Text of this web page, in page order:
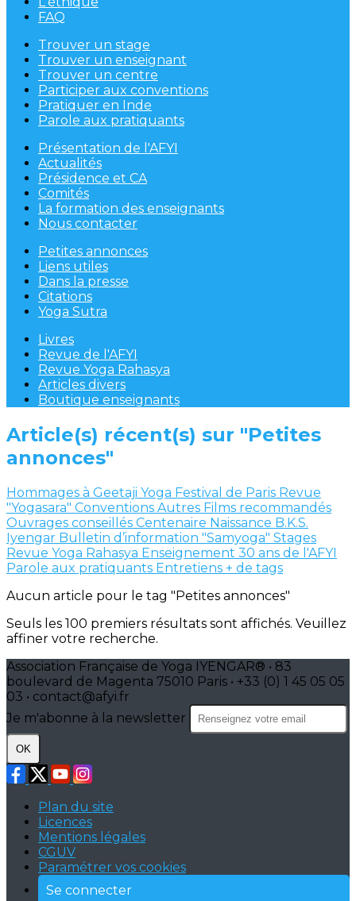
FAQ
Trouver un stage
Trouver un enseignant
Trouver un centre
Participer aux conventions
Pratiquer en Inde
Parole aux pratiquants
Présentation de l'AFYI
Actualités
Présidence et CA
Comités
La formation des enseignants
Nous contacter
Petites annonces
Liens utiles
Dans la presse
Citations
Yoga Sutra
Livres
Revue de l'AFYI
Revue Yoga Rahasya
Articles divers
Boutique enseignants
Article(s) récent(s) sur "Petites
annonces"
Hommages à Geetaji Yoga Festival de Paris Revue
"Yogasara" Conventions Autres Films recommandés
Ouvrages conseillés Centenaire Naissance B.K.S.
Iyengar Bulletin d’information "Samyoga" Stages
Revue Yoga Rahasya Enseignement 30 ans de l'AFYI
Parole aux pratiquants Entretiens + de tags
Aucun article pour le tag "Petites annonces"
Seuls les 100 premiers résultats sont affichés. Veuillez
affiner votre recherche.
Association Française de Yoga IYENGAR® • 83
boulevard de Magenta 75010 Paris • +33 (0) 1 45 05 05
03 • contact@afyi.fr
Je m'abonne à la newsletter
OK
Plan du site
Licences
Mentions légales
CGUV
Paramétrer vos cookies
Se connecter